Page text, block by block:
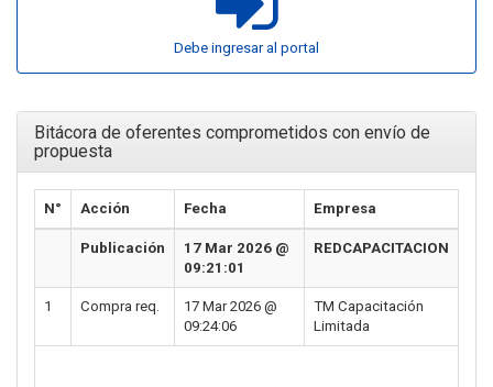
Debe ingresar al portal
Bitácora de oferentes comprometidos con envío de
propuesta
N° Acción Fecha Empresa
Publicación
17 Mar 2026 @
09:21:01
REDCAPACITACION
1 Compra req.
17 Mar 2026 @
09:24:06
TM Capacitación
Limitada